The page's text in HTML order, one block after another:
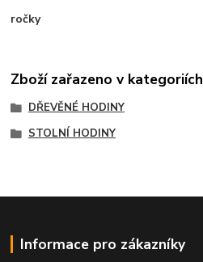
ročky
Zboží zařazeno v kategoriích
DŘEVĚNÉ HODINY
STOLNÍ HODINY
Informace pro zákazníky